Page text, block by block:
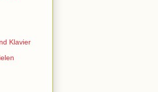
Klavier